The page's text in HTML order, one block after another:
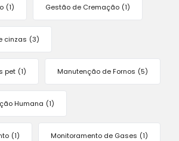
(1) Gestão de Cremação (1)
cinzas (3)
pet (1) Manutenção de Fornos (5)
Humana (1)
(1) Monitoramento de Gases (1)